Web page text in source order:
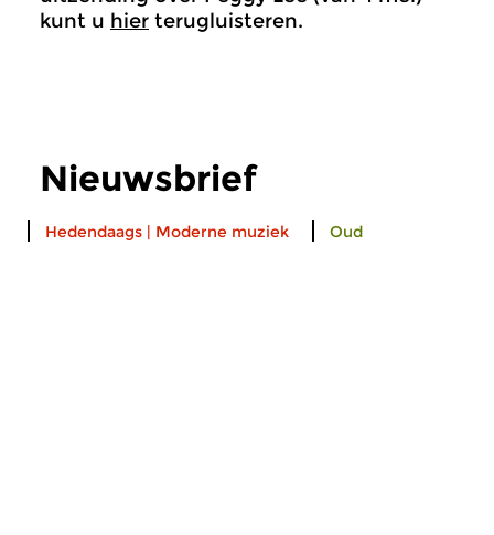
kunt u hier terugluisteren.
Nieuwsbrief
Hedendaags | Moderne muziek Oud